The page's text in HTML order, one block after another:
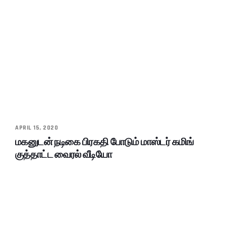
APRIL 15, 2020
மகனுடன் நடிகை பிரகதி போடும் மாஸ்டர் கமிங்
குத்தாட்ட வைரல் வீடியோ